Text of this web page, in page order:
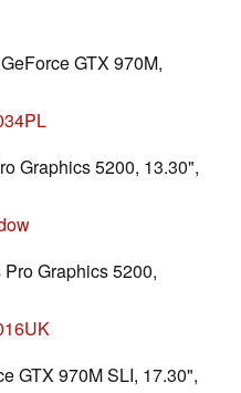
GTX 970M,
Graphics 5200, 13.30",
Pro Graphics 5200,
GTX 970M SLI, 17.30",